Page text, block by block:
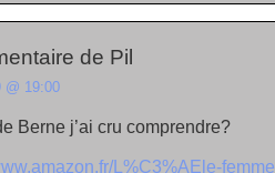
de Pil
@ 19:00
Berne j’ai cru comprendre?
L%C3%AEle-